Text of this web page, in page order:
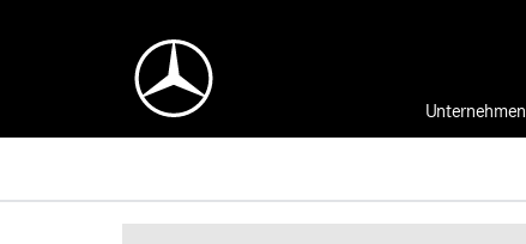
Unternehmen